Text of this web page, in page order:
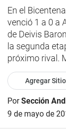
En el
venció 1 a 0 a
de Deivis
la segunda
próximo rival.
Agregar
PorSección
9 de mayo de